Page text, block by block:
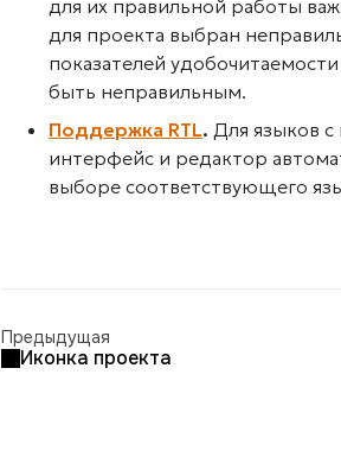
для их правильной работы
для проекта выбран
показателей
быть неправильным.
Поддержка RTL. Для языков с
интерфейс и редактор
выборе соответствующего
Предыдущая
Иконка проекта